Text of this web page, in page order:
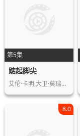
第5集
踮起脚尖
艾伦·卡明,大卫·莫瑞瑟,伊丽莎白·贝…
8.0